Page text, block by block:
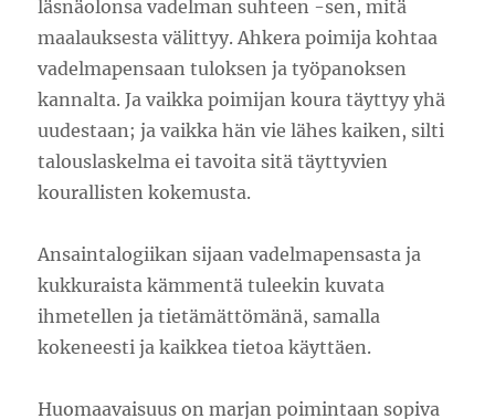
läsnäolonsa vadelman suhteen -sen, mitä
maalauksesta välittyy. Ahkera poimija kohtaa
vadelmapensaan tuloksen ja työpanoksen
kannalta. Ja vaikka poimijan koura täyttyy yhä
uudestaan; ja vaikka hän vie lähes kaiken, silti
talouslaskelma ei tavoita sitä täyttyvien
kourallisten kokemusta.
Ansaintalogiikan sijaan vadelmapensasta ja
kukkuraista kämmentä tuleekin kuvata
ihmetellen ja tietämättömänä, samalla
kokeneesti ja kaikkea tietoa käyttäen.
Huomaavaisuus on marjan poimintaan sopiva